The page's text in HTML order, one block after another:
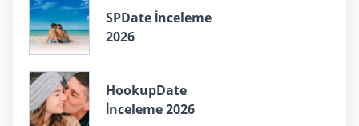
SPDate İnceleme
2026
HookupDate
İnceleme 2026